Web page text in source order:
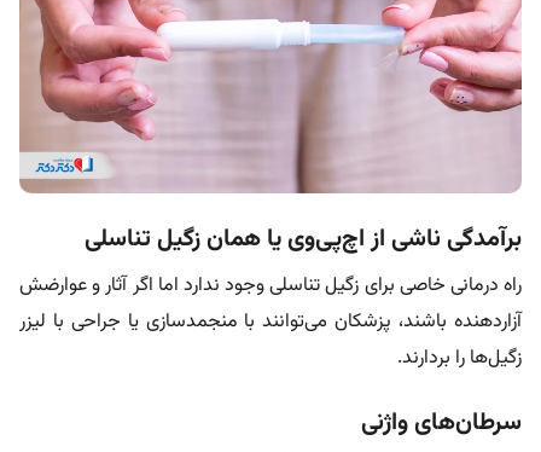
برآمدگی ناشی از اچ‌پی‌وی یا همان زگیل تناسلی
راه درمانی خاصی برای زگیل تناسلی وجود ندارد اما اگر آثار و عوارضش
آزاردهنده باشند، پزشکان می‌توانند با منجمدسازی یا جراحی با لیزر
زگیل‌ها را بردارند.
سرطان‌های واژنی